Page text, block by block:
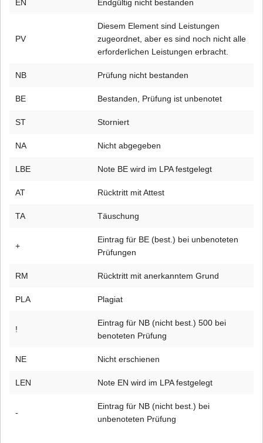
EN Endgültig nicht bestanden
PV
Diesem Element sind Leistungen
zugeordnet, aber es sind noch nicht alle
erforderlichen Leistungen erbracht.
NB Prüfung nicht bestanden
BE Bestanden, Prüfung ist unbenotet
ST Storniert
NA Nicht abgegeben
LBE Note BE wird im LPA festgelegt
AT Rücktritt mit Attest
TA Täuschung
+
Eintrag für BE (best.) bei unbenoteten
Prüfungen
RM Rücktritt mit anerkanntem Grund
PLA Plagiat
!
Eintrag für NB (nicht best.) 500 bei
benoteten Prüfung
NE Nicht erschienen
LEN Note EN wird im LPA festgelegt
-
Eintrag für NB (nicht best.) bei
unbenoteten Prüfung